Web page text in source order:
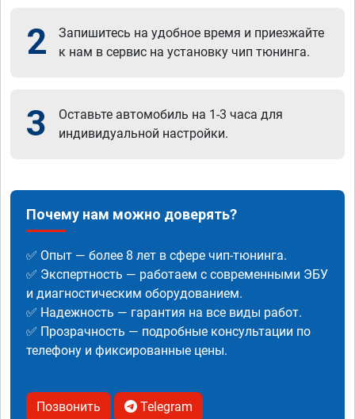
2
Запишитесь на удобное время и приезжайте
к нам в сервис на установку чип тюнинга.
3
Оставьте автомобиль на 1-3 часа для
индивидуальной настройки.
Почему нам можно доверять?
✅ Опыт — более 8 лет в сфере чип-тюнинга.
✅ Экспертность — работаем с современными ЭБУ
и диагностическим оборудованием.
✅ Надежность — гарантия на все виды работ.
✅ Прозрачность — подробные консультации по
телефону и фиксированные цены.
Позвонить Telegram